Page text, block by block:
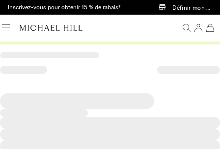
Passer au contenu principal
Inscrivez-vous pour obtenir 15 % de rabais† Définir mon